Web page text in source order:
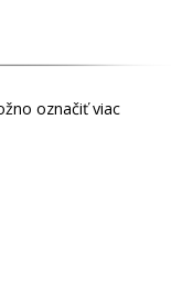
označiť viac